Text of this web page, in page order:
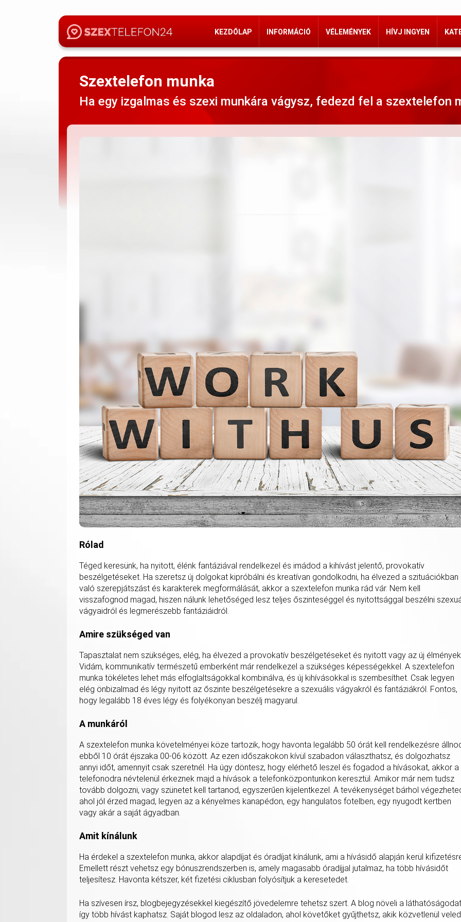
KEZDŐLAP INFORMÁCIÓ VÉLEMÉNYEK HÍVJ INGYEN
Szextelefon munka
Ha egy izgalmas és szexi munkára vágysz, fedezd fel a szextelefon
Rólad
Téged keresünk, ha nyitott, élénk fantáziával rendelkezel és imádod a kihívást jelentő, provokatív
beszélgetéseket. Ha szeretsz új dolgokat kipróbálni és kreatívan gondolkodni, ha élvezed a szituációkban
való szerepjátszást és karakterek megformálását, akkor a szextelefon munka rád vár. Nem kell
visszafognod magad, hiszen nálunk lehetőséged lesz teljes őszinteséggel és nyitottsággal beszélni
vágyaidról és legmerészebb fantáziáidról.
Amire szükséged van
Tapasztalat nem szükséges, elég, ha élvezed a provokatív beszélgetéseket és nyitott vagy az új
Vidám, kommunikatív természetű emberként már rendelkezel a szükséges képességekkel. A szextelefon
munka tökéletes lehet más elfoglaltságokkal kombinálva, és új kihívásokkal is szembesíthet. Csak legyen
elég önbizalmad és légy nyitott az őszinte beszélgetésekre a szexuális vágyakról és fantáziákról. Fontos,
hogy legalább 18 éves légy és folyékonyan beszélj magyarul.
A munkáról
A szextelefon munka követelményei köze tartozik, hogy havonta legalább 50 órát kell rendelkezésre
ebből 10 órát éjszaka 00-06 között. Az ezen időszakokon kívül szabadon választhatsz, és dolgozhatsz
annyi időt, amennyit csak szeretnél. Ha úgy döntesz, hogy elérhető leszel és fogadod a hívásokat, akkor a
telefonodra névtelenül érkeznek majd a hívások a telefonközpontunkon keresztül. Amikor már nem tudsz
tovább dolgozni, vagy szünetet kell tartanod, egyszerűen kijelentkezel. A tevékenységet bárhol
ahol jól érzed magad, legyen az a kényelmes kanapédon, egy hangulatos fotelben, egy nyugodt kertben
vagy akár a saját ágyadban.
Amit kínálunk
Ha érdekel a szextelefon munka, akkor alapdíjat és óradíjat kínálunk, ami a hívásidő alapján kerül
Emellett részt vehetsz egy bónuszrendszerben is, amely magasabb óradíjjal jutalmaz, ha több hívásidőt
teljesítesz. Havonta kétszer, két fizetési ciklusban folyósítjuk a keresetedet.
Ha szívesen írsz, blogbejegyzésekkel kiegészítő jövedelemre tehetsz szert. A blog növeli a
így több hívást kaphatsz. Saját blogod lesz az oldaladon, ahol követőket gyűjthetsz, akik közvetlenül veled